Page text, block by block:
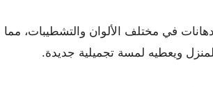
في مختلف الألوان والتشطيبات، مما
ويعطيه لمسة تجميلية جديدة.